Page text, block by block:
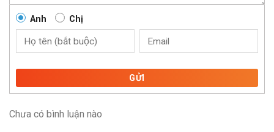
Anh Chị
GỬI
Chưa có bình luận nào